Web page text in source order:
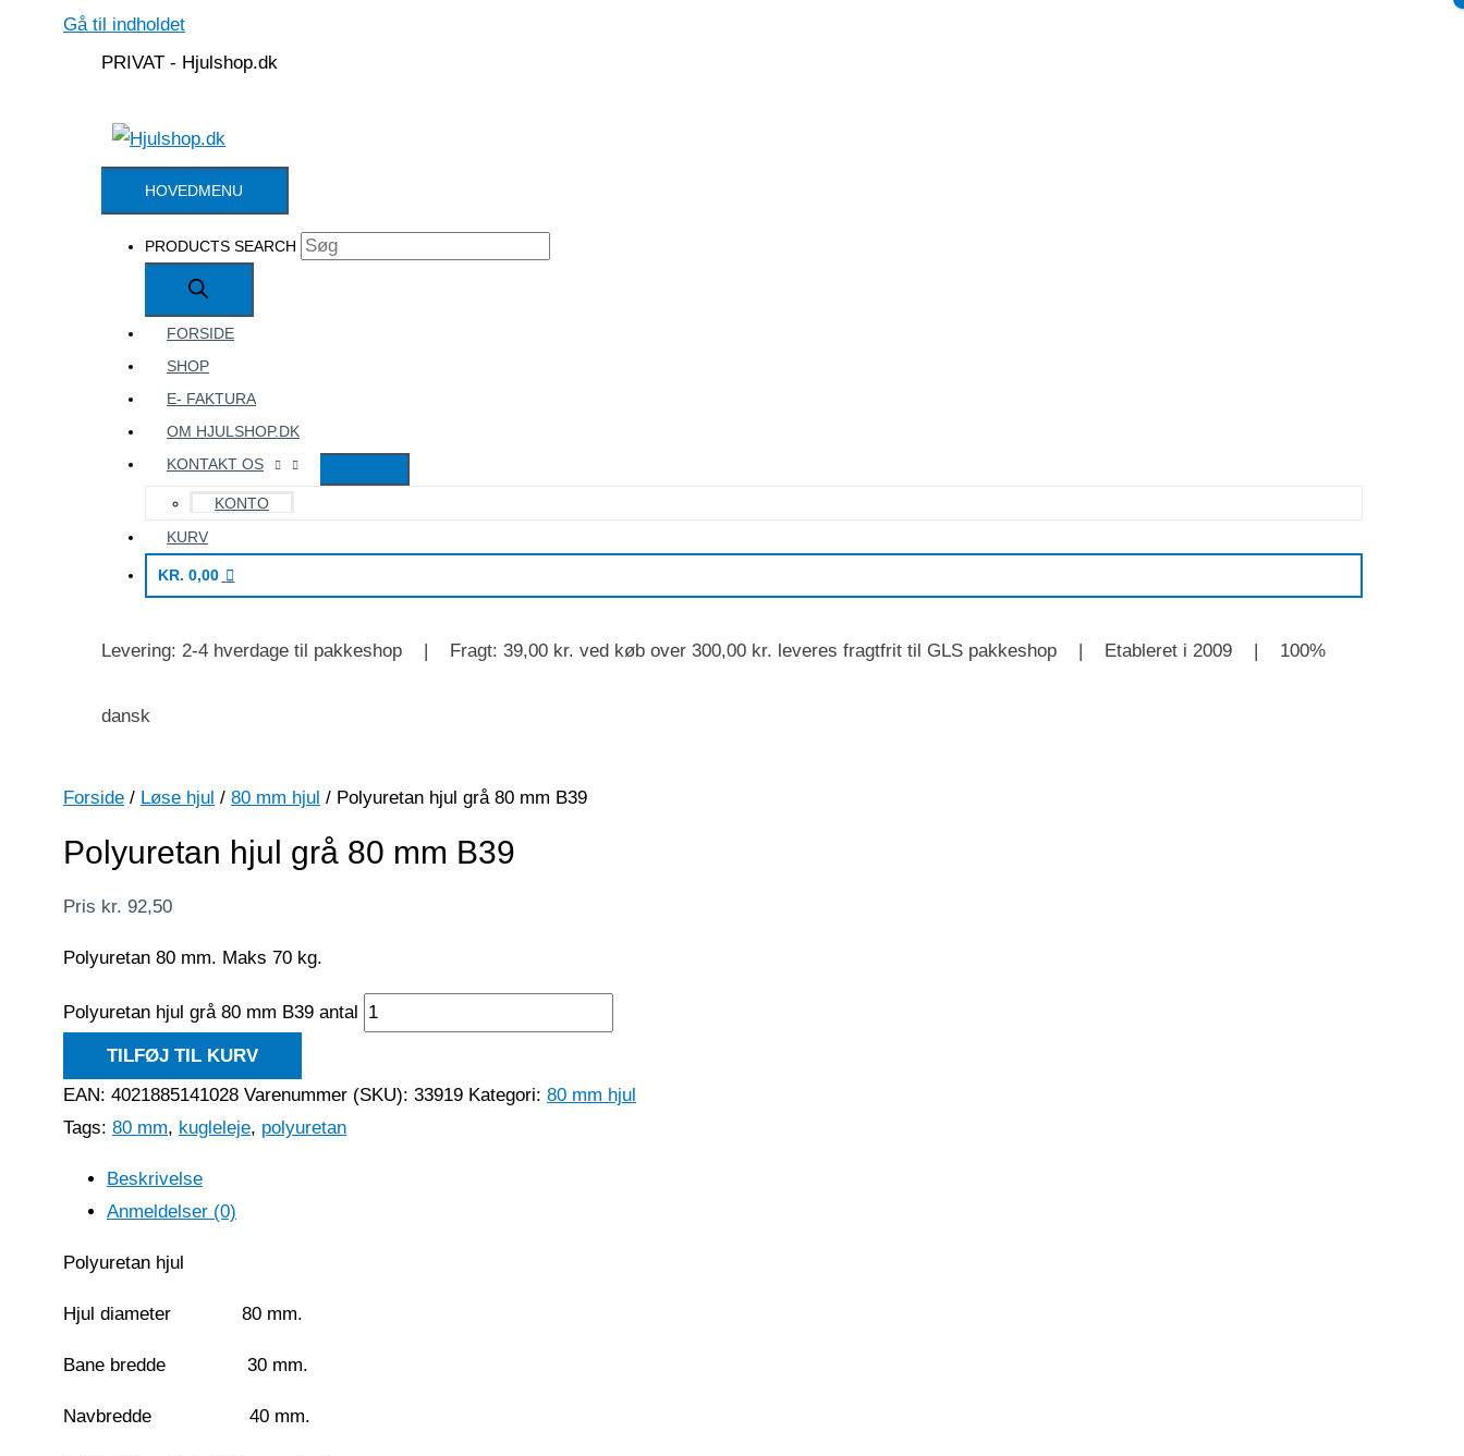
Gå til indholdet
PRIVAT - Hjulshop.dk
HOVEDMENU
PRODUCTS SEARCH
FORSIDE
SHOP
E- FAKTURA
OM HJULSHOP.DK
KONTAKT OS
KONTO
KURV
KR. 0,00
Levering: 2-4 hverdage til pakkeshop | Fragt: 39,00 kr. ved køb over 300,00 kr. leveres fragtfrit til GLS pakkeshop | Etableret i 2009 | 100%
dansk
Forside / Løse hjul / 80 mm hjul / Polyuretan hjul grå 80 mm B39
Polyuretan hjul grå 80 mm B39
Pris kr. 92,50
Polyuretan 80 mm. Maks 70 kg.
Polyuretan hjul grå 80 mm B39 antal
TILFØJ TIL KURV
EAN: 4021885141028 Varenummer (SKU): 33919 Kategori: 80 mm hjul
Tags: 80 mm, kugleleje, polyuretan
Beskrivelse
Anmeldelser (0)
Polyuretan hjul
Hjul diameter 80 mm.
Bane bredde 30 mm.
Navbredde 40 mm.